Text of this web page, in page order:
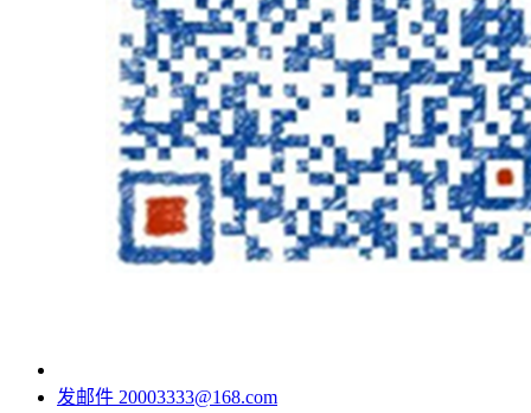
发邮件 20003333@168.com